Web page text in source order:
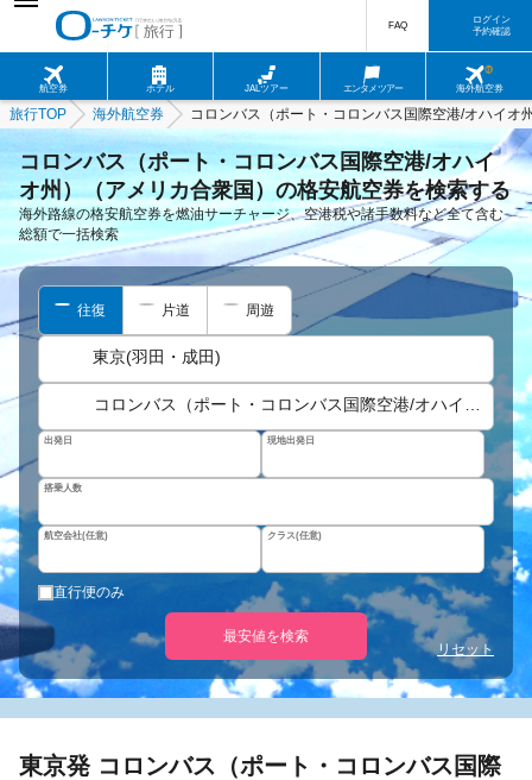
航空券 ホテル JALツアー エンタメツアー 海外航空券
FAQ
ログイン
予約確認
旅行TOP 海外航空券 コロンバス（ポート・コロンバス国際空港/オハイ
コロンバス（ポート・コロンバス国際空港/オハイ
オ州）（アメリカ合衆国）の格安航空券を検索する
海外路線の格安航空券を燃油サーチャージ、空港税や諸手数料など全て含む
総額で一括検索
往復 片道 周遊
東京(羽田・成田)
コロンバス（ポート・コロンバス国際空港/オハイオ州）
出発日 現地出発日
搭乗人数
航空会社(任意) クラス(任意)
直行便のみ
最安値を検索
リセット
東京発 コロンバス（ポート・コロンバス国際